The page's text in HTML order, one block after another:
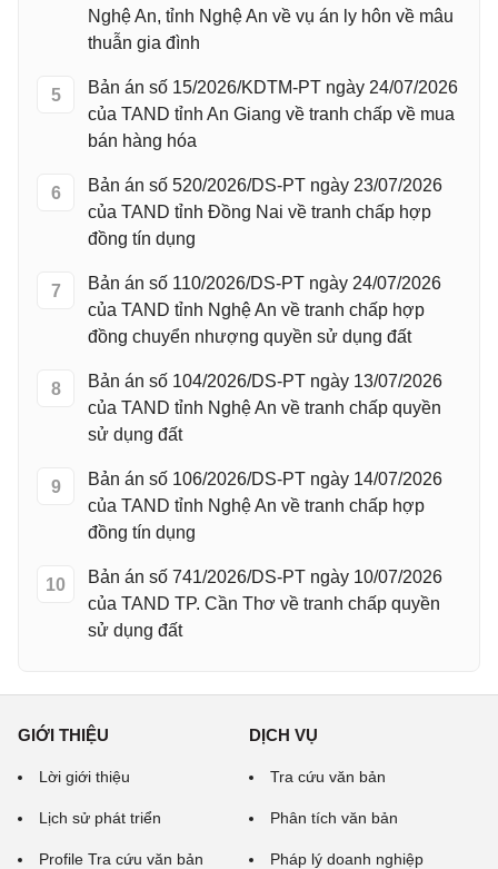
Nghệ An, tỉnh Nghệ An về vụ án ly hôn về mâu
thuẫn gia đình
5
Bản án số 15/2026/KDTM-PT ngày 24/07/2026
của TAND tỉnh An Giang về tranh chấp về mua
bán hàng hóa
6
Bản án số 520/2026/DS-PT ngày 23/07/2026
của TAND tỉnh Đồng Nai về tranh chấp hợp
đồng tín dụng
7
Bản án số 110/2026/DS-PT ngày 24/07/2026
của TAND tỉnh Nghệ An về tranh chấp hợp
đồng chuyển nhượng quyền sử dụng đất
8
Bản án số 104/2026/DS-PT ngày 13/07/2026
của TAND tỉnh Nghệ An về tranh chấp quyền
sử dụng đất
9
Bản án số 106/2026/DS-PT ngày 14/07/2026
của TAND tỉnh Nghệ An về tranh chấp hợp
đồng tín dụng
10
Bản án số 741/2026/DS-PT ngày 10/07/2026
của TAND TP. Cần Thơ về tranh chấp quyền
sử dụng đất
GIỚI THIỆU
Lời giới thiệu
Lịch sử phát triển
Profile Tra cứu văn bản
DỊCH VỤ
Tra cứu văn bản
Phân tích văn bản
Pháp lý doanh nghiệp